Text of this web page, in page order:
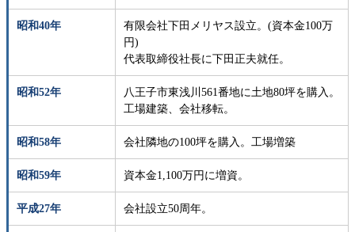
昭和40年
有限会社下田メリヤス設立。(資本金100万
円)
代表取締役社長に下田正夫就任。
昭和52年
八王子市東浅川561番地に土地80坪を購入。
工場建築、会社移転。
昭和58年 会社隣地の100坪を購入。工場増築
昭和59年 資本金1,100万円に増資。
平成27年 会社設立50周年。